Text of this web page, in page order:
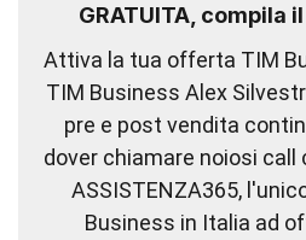
GRATUITA, compila
Attiva la tua offerta TIM
TIM Business Alex
pre e post vendita
dover chiamare noiosi call
ASSISTENZA365,
Business in Italia ad